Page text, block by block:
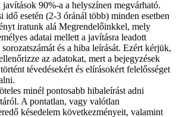
90%-a a helyszínen megvárható.
idő esetén (2-3 óránál több) minden esetben
iratunk alá Megrendelőinkkel, mely
adatai mellett a javításra leadott
és a hiba leírását. Ezért kérjük,
az adatokat, mert a bejegyzések
tévedésekért és elírásokért felelősséget
minél pontosabb hibaleírást adni
A pontatlan, vagy valótlan
késedelem következményeit, valamint